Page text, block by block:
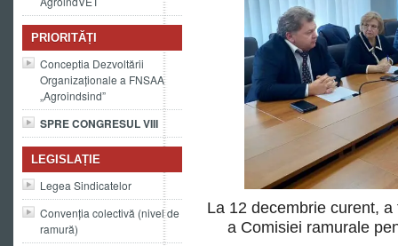
PRIORITĂȚI
Conceptia Dezvoltării
Organizaționale a FNSAA
„Agroindsind”
SPRE CONGRESUL VIII
LEGISLAȚIE
Legea Sindicatelor
Convenția colectivă (nivel de
ramură)
La 12 decembrie curent,
a Comisiei ramurale